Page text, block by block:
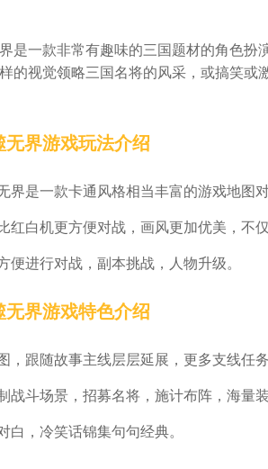
是一款非常有趣味的三国题材的角色扮
的视觉领略三国名将的风采，或搞笑
无界游戏玩法介绍
界是一款卡通风格相当丰富的游戏地图
红白机更方便对战，画风更加优美，不
便进行对战，副本挑战，人物升级。
无界游戏特色介绍
，跟随故事主线层层延展，更多支线任
战斗场景，招募名将，施计布阵，海量
白，冷笑话锦集句句经典。